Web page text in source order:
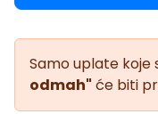
Samo uplate koje
odmah" će biti